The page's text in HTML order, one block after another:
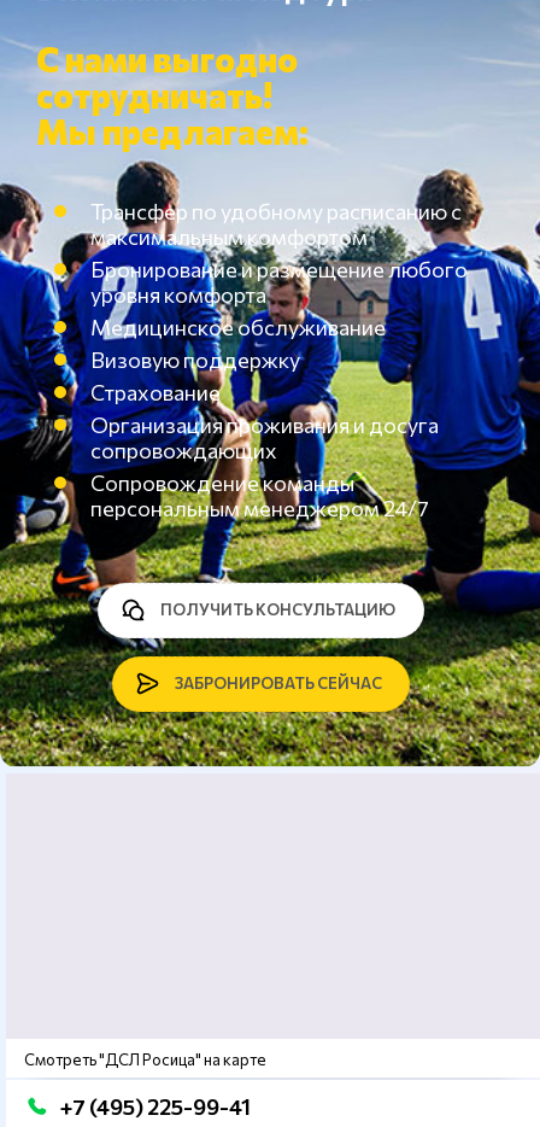
С нами выгодно
сотрудничать!
Мы предлагаем:
Трансфер по удобному расписанию с
максимальным комфортом
Бронирование и размещение любого
уровня комфорта
Медицинское обслуживание
Визовую поддержку
Страхование
Организация проживания и досуга
сопровождающих
Сопровождение команды
персональным менеджером 24/7
ЗАБРОНИРОВАТЬ СЕЙЧАС
ПОЛУЧИТЬ КОНСУЛЬТАЦИЮ
Смотреть "ДСЛ Росица" на карте
+7 (495) 225-99-41